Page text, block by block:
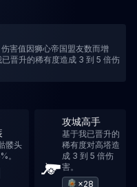
害值因狮心帝国盟友数而增
晋升的稀有度造成 3 到 5 倍伤
髅头
。
攻城高手
基于我已晋升的
稀有度对高塔造
成 3 到 5 倍伤
害。
×28